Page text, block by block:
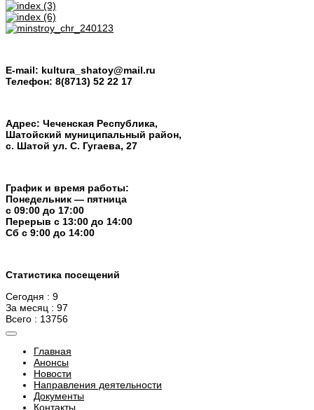
E-mail: kultura_shatoy@mail.ru
Телефон: 8(8713) 52 22 17
Адрес: Чеченская Республика,
Шатойский муниципальный район,
с. Шатой ул. С. Гугаева, 27
График и время работы:
Понедельник — пятница
с 09:00 до 17:00
Перерыв c 13:00 до 14:00
Cб с 9:00 до 14:00
Статистика посещений
Сегодня : 9
За месяц : 97
Всего : 13756
Главная
Анонсы
Новости
Направления деятельности
Документы
Контакты